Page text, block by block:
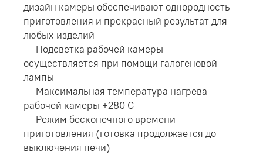
дизайн камеры обеспечивают однородность
приготовления и прекрасный результат для
любых изделий
— Подсветка рабочей камеры
осуществляется при помощи галогеновой
лампы
— Максимальная температура нагрева
рабочей камеры +280 С
— Режим бесконечного времени
приготовления (готовка продолжается до
выключения печи)